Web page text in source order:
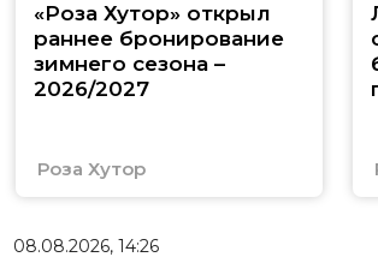
«Роза Хутор» открыл
раннее бронирование
зимнего сезона –
2026/2027
Роза Хутор
08.08.2026, 14:26